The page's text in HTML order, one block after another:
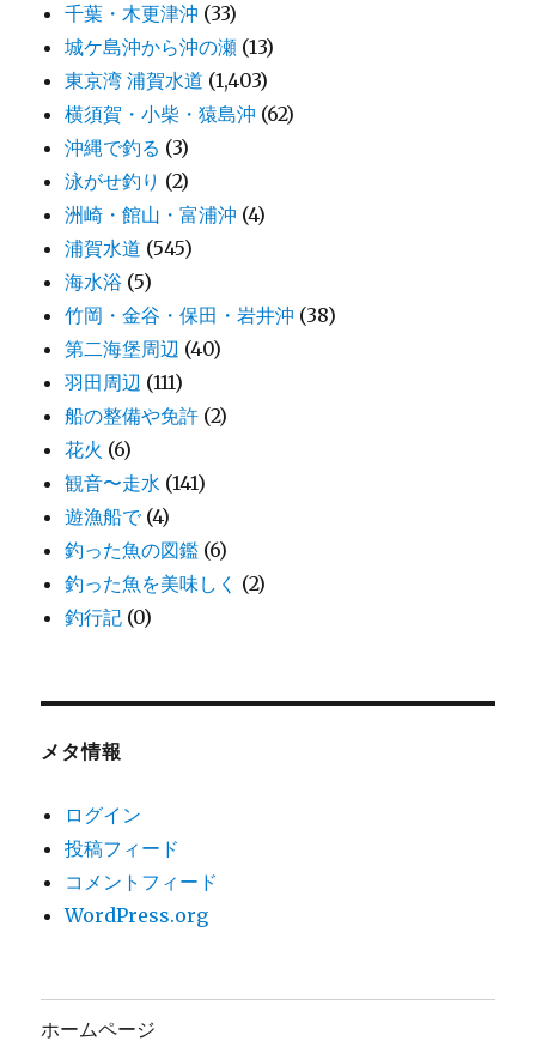
千葉・木更津沖 (33)
城ケ島沖から沖の瀬 (13)
東京湾 浦賀水道 (1,403)
横須賀・小柴・猿島沖 (62)
沖縄で釣る (3)
泳がせ釣り (2)
洲崎・館山・富浦沖 (4)
浦賀水道 (545)
海水浴 (5)
竹岡・金谷・保田・岩井沖 (38)
第二海堡周辺 (40)
羽田周辺 (111)
船の整備や免許 (2)
花火 (6)
観音〜走水 (141)
遊漁船で(4)
釣った魚の図鑑 (6)
釣った魚を美味しく (2)
釣行記 (0)
メタ情報
ログイン
投稿フィード
コメントフィード
WordPress.org
ホームページ